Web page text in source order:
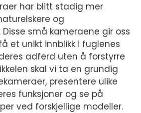
har blitt stadig mer
og
små kameraene gir oss
et unikt innblikk i fuglenes
adferd uten å forstyrre
skal vi ta en grundig
presentere ulike
funksjoner og se på
ved forskjellige modeller.